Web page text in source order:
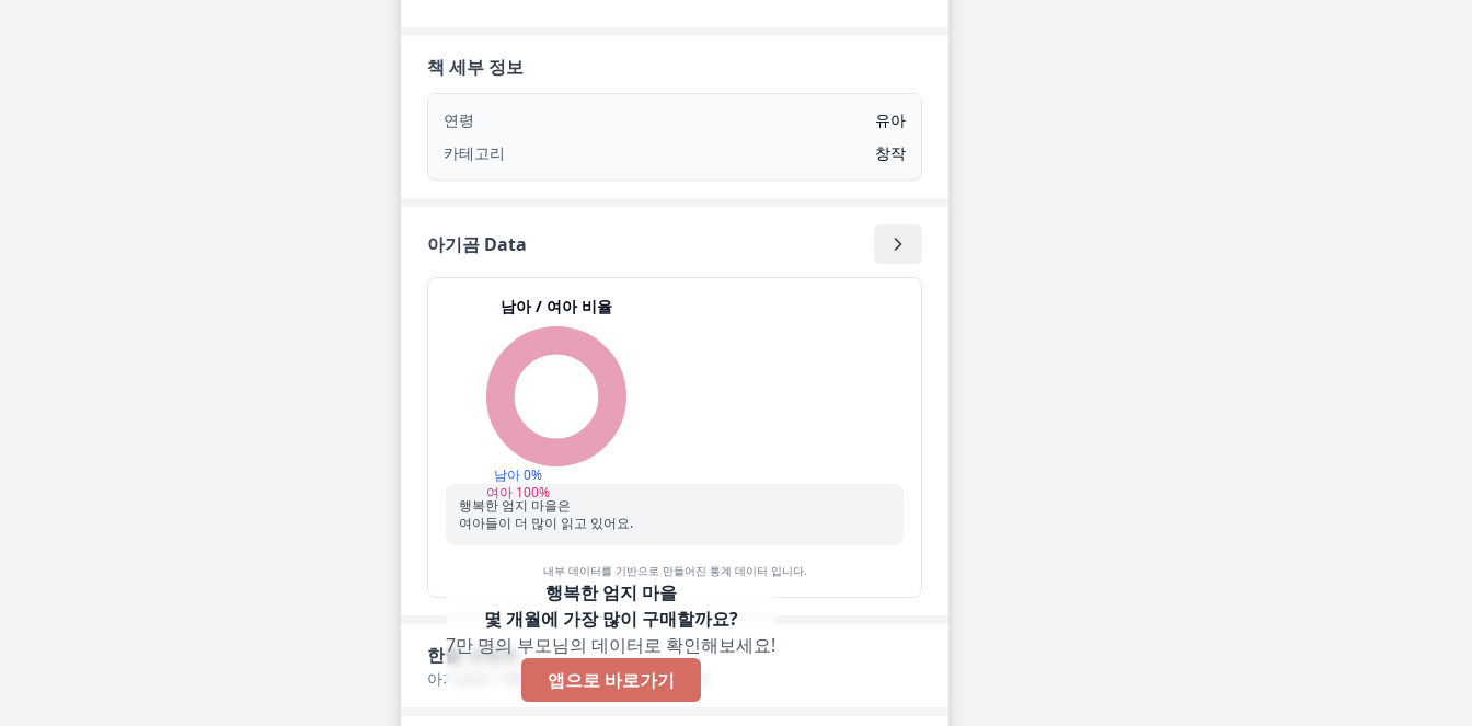
책 세부 정보
연령
유아
카테고리
창작
아기곰 Data
남아 / 여아 비율
남아 0%
여아 100%
행복한 엄지 마을은
여아들이 더 많이 읽고 있어요.
내부 데이터를 기반으로 만들어진 통계 데이터 입니다.
행복한 엄지 마을
몇 개월에 가장 많이 구매할까요?
7만 명의 부모님의 데이터로 확인해보세요!
앱으로 바로가기
한줄 코멘트
아기곰에 기록된 한줄 코멘트가 없습니다!